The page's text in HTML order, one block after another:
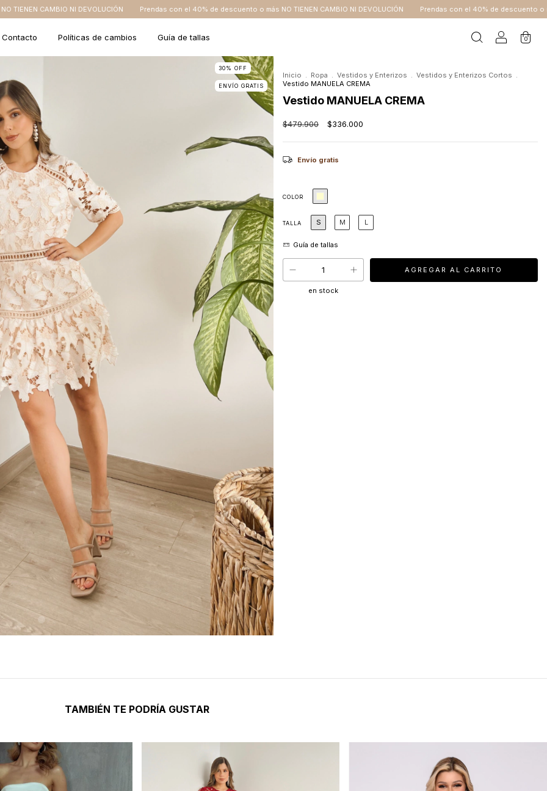
Prendas con el 40% de descuento o más NO TIENEN CAMBIO NI DEVOLUCIÓN Prendas con el 40% de descuento o más NO TIENEN CAMBIO
Contacto Políticas de cambios Guía de tallas 0
30% OFF
ENVÍO GRATIS
Inicio . Ropa . Vestidos y Enterizos . Vestidos y Enterizos Cortos .
Vestido MANUELA CREMA
Vestido MANUELA CREMA
$479.900 $336.000
Envío gratis
COLOR
TALLA S M L
en stock
TAMBIÉN TE PODRÍA GUSTAR